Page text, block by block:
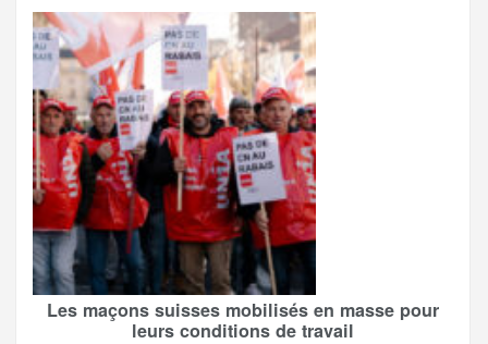
Les maçons suisses mobilisés en masse pour
leurs conditions de travail